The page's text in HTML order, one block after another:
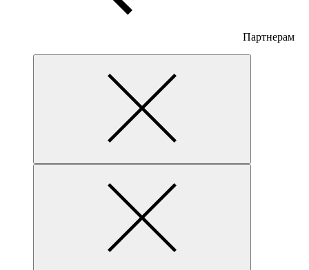
Партнерам